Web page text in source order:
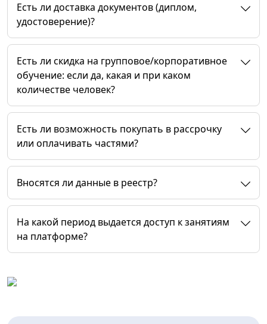
Есть ли доставка документов (диплом,
удостоверение)?
Есть ли скидка на групповое/корпоративное
обучение: если да, какая и при каком
количестве человек?
Есть ли возможность покупать в рассрочку
или оплачивать частями?
Вносятся ли данные в реестр?
На какой период выдается доступ к занятиям
на платформе?